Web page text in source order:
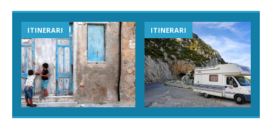
ITINERARI ITINERARI